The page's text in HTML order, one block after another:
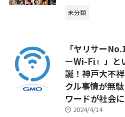
未分類
「ヤリサー
ーWi-Fi』」と
誕！神戸大不
クル事情が無
ワードが社会
2024/4/14